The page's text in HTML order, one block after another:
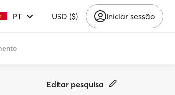
PT USD ($) Iniciar sessão
Editar pesquisa